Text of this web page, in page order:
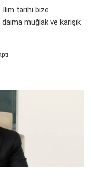
İlim tarihi bize
muğlak ve karışık